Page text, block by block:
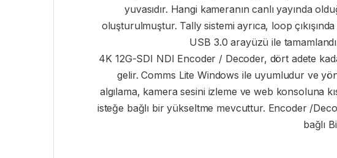
yuvasıdır. Hangi kameranın canlı yayında
oluşturulmuştur. Tally sistemi ayrıca, loop
USB 3.0 arayüzü ile
4K 12G-SDI NDI Encoder / Decoder, dört adete
gelir. Comms Lite Windows ile uyumludur ve
algılama, kamera sesini izleme ve web konsoluna
isteğe bağlı bir yükseltme mevcuttur. Encoder /
bağlı